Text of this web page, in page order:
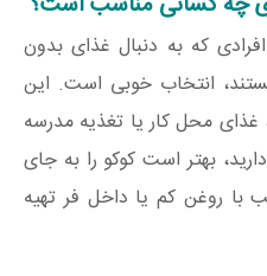
که به دنبال غذای بدون
انتخاب خوبی است. این
غذای محل کار یا تغذیه مدرسه
بهتر است کوکو را به جای
با روغن کم یا داخل فر تهیه